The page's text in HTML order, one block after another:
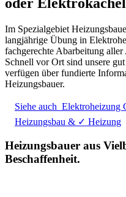
oder
Im Spezialgebiet
langjährige Übung in
fachgerechte Abarbeitung
Schnell vor Ort sind unsere
verfügen über fundierte
Heizungsbauer.
Siehe auch Elektroheizung
Heizungsbau & ✓ Heizung
Heizungsbauer aus
Beschaffenheit.